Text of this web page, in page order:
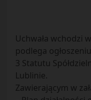
Uchwała wchodzi
podlega
3 Statutu
Lublinie.
Zawierającym w